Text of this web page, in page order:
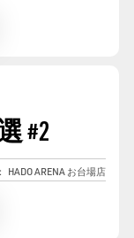
#2
HADO ARENA お台場店